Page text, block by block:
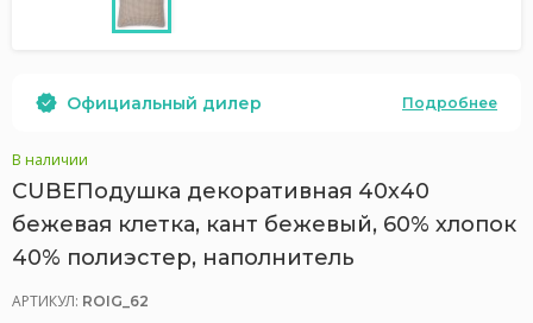
Официальный дилер Подробнее
В наличии
CUBEПодушка декоративная 40х40
бежевая клетка, кант бежевый, 60% хлопок
40% полиэстер, наполнитель
АРТИКУЛ: ROIG_62